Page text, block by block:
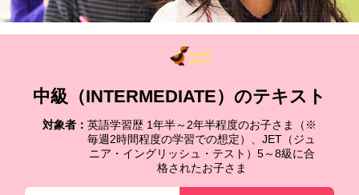
中級（INTERMEDIATE）のテキスト
対象者
英語学習歴 1年半～2年半程度のお子さま（※
毎週2時間程度の学習での想定）、JET（ジュ
ニア・イングリッシュ・テスト）5～8級に合
格されたお子さま